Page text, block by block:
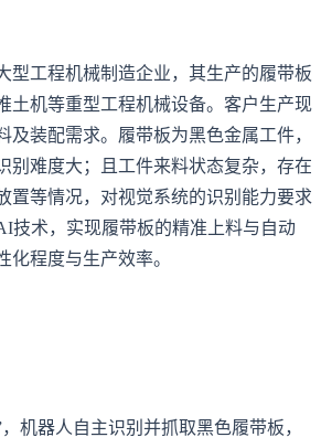
型工程机械制造企业，其生产的履带板
土机等重型工程机械设备。客户生产现
及装配需求。履带板为黑色金属工件，
别难度大；且工件来料状态复杂，存在
置等情况，对视觉系统的识别能力要求
技术，实现履带板的精准上料与自动
化程度与生产效率。
机器人自主识别并抓取黑色履带板，